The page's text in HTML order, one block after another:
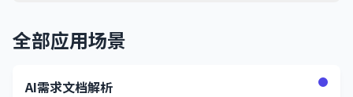
全部应用场景
AI需求文档解析